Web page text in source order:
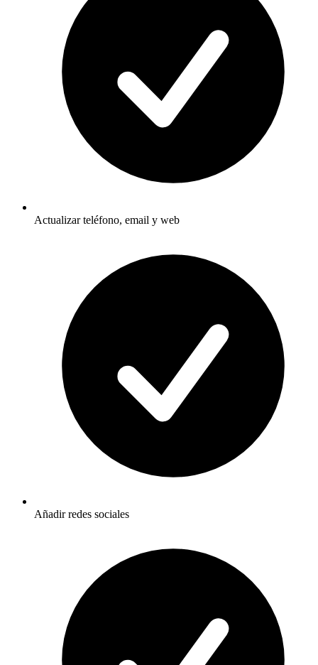
Actualizar teléfono, email y web
Añadir redes sociales